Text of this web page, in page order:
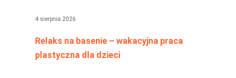
4 sierpnia 2026
Relaks na basenie – wakacyjna praca
plastyczna dla dzieci